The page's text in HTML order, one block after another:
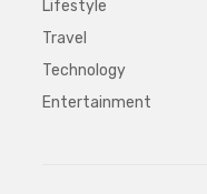
Lifestyle
Travel
Technology
Entertainment